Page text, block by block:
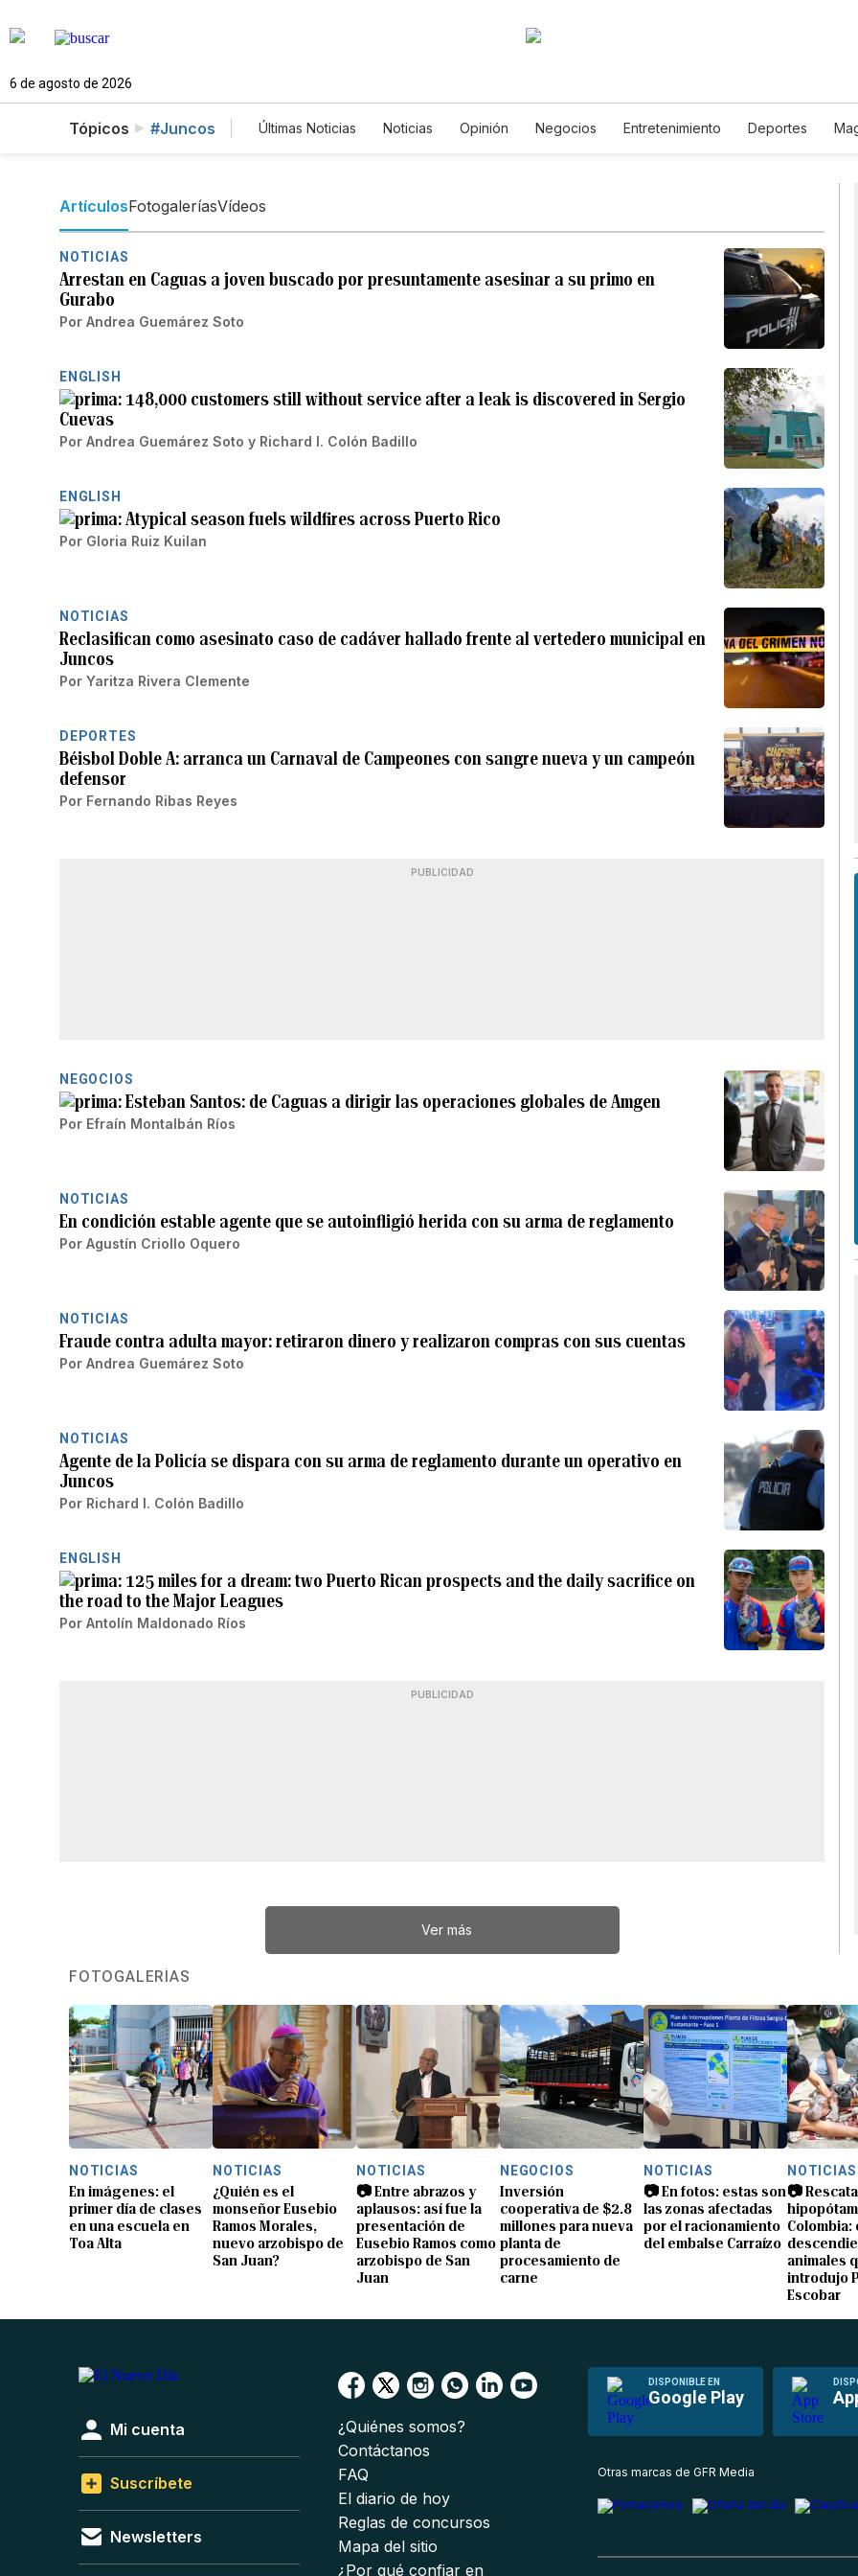
6 de agosto de 2026
Tópicos #Juncos Últimas Noticias Noticias Opinión Negocios Entretenimiento Deportes
ArtículosFotogaleríasVídeos
NOTICIAS
Arrestan en Caguas a joven buscado por presuntamente asesinar a su primo en
Gurabo
Por Andrea Guemárez Soto
ENGLISH
148,000 customers still without service after a leak is discovered in Sergio
Cuevas
Por Andrea Guemárez Soto y Richard I. Colón Badillo
ENGLISH
Atypical season fuels wildfires across Puerto Rico
Por Gloria Ruiz Kuilan
NOTICIAS
Reclasifican como asesinato caso de cadáver hallado frente al vertedero municipal en
Juncos
Por Yaritza Rivera Clemente
DEPORTES
Béisbol Doble A: arranca un Carnaval de Campeones con sangre nueva y un campeón
defensor
Por Fernando Ribas Reyes
PUBLICIDAD
NEGOCIOS
Esteban Santos: de Caguas a dirigir las operaciones globales de Amgen
Por Efraín Montalbán Ríos
NOTICIAS
En condición estable agente que se autoinfligió herida con su arma de reglamento
Por Agustín Criollo Oquero
NOTICIAS
Fraude contra adulta mayor: retiraron dinero y realizaron compras con sus cuentas
Por Andrea Guemárez Soto
NOTICIAS
Agente de la Policía se dispara con su arma de reglamento durante un operativo en
Juncos
Por Richard I. Colón Badillo
ENGLISH
125 miles for a dream: two Puerto Rican prospects and the daily sacrifice on
the road to the Major Leagues
Por Antolín Maldonado Ríos
PUBLICIDAD
Ver más
FOTOGALERÍAS
NOTICIAS
En imágenes: el
primer día de clases
en una escuela en
Toa Alta
NOTICIAS
¿Quién es el
monseñor Eusebio
Ramos Morales,
nuevo arzobispo de
San Juan?
NOTICIAS
📷 Entre abrazos y
aplausos: así fue la
presentación de
Eusebio Ramos como
arzobispo de San
Juan
NEGOCIOS
Inversión
cooperativa de $2.8
millones para nueva
planta de
procesamiento de
carne
NOTICIAS
📷 En fotos: estas son
las zonas afectadas
por el racionamiento
del embalse Carraízo
NOTICIAS
📷
Colombia:
animales
introdujo
Escobar
DISPONIBLE EN
Google Play
Mi cuenta
Suscríbete
Newsletters
¿Quiénes somos?
Contáctanos
FAQ
El diario de hoy
Reglas de concursos
Mapa del sitio
¿Por qué confiar en
Otras marcas de GFR Media